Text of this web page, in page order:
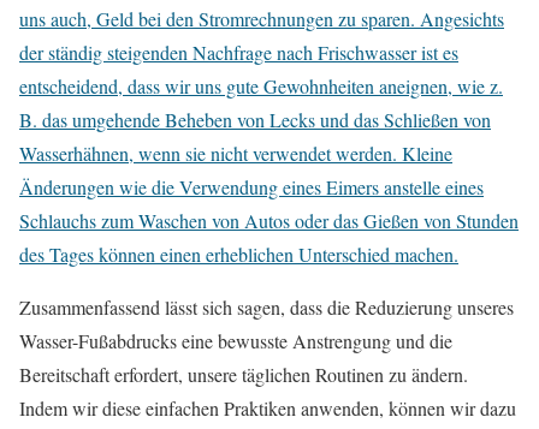
uns auch, Geld bei den Stromrechnungen zu sparen. Angesichts
der ständig steigenden Nachfrage nach Frischwasser ist es
entscheidend, dass wir uns gute Gewohnheiten aneignen, wie z.
B. das umgehende Beheben von Lecks und das Schließen von
Wasserhähnen, wenn sie nicht verwendet werden. Kleine
Änderungen wie die Verwendung eines Eimers anstelle eines
Schlauchs zum Waschen von Autos oder das Gießen von Stunden
des Tages können einen erheblichen Unterschied machen.
Zusammenfassend lässt sich sagen, dass die Reduzierung unseres
Wasser-Fußabdrucks eine bewusste Anstrengung und die
Bereitschaft erfordert, unsere täglichen Routinen zu ändern.
Indem wir diese einfachen Praktiken anwenden, können wir dazu